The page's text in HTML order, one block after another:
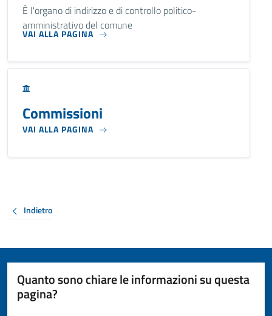
È l'organo di indirizzo e di controllo politico-
amministrativo del comune
VAI ALLA PAGINA
Commissioni
VAI ALLA PAGINA
Indietro
Quanto sono chiare le informazioni su questa
pagina?